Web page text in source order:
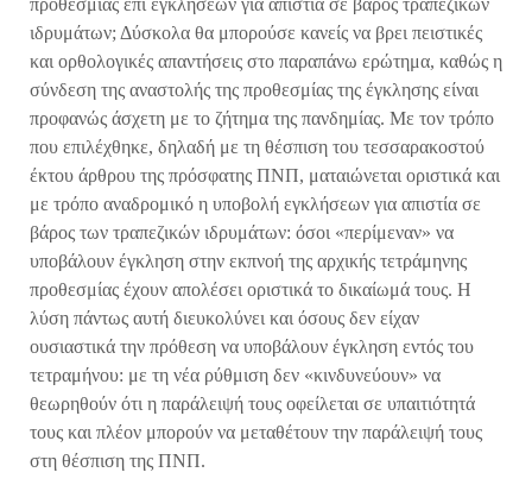
ιδρυμάτων; Δύσκολα θα μπορούσε κανείς να βρει πειστικές
και ορθολογικές απαντήσεις στο παραπάνω ερώτημα, καθώς η
σύνδεση της αναστολής της προθεσμίας της έγκλησης είναι
προφανώς άσχετη με το ζήτημα της πανδημίας. Με τον τρόπο
που επιλέχθηκε, δηλαδή με τη θέσπιση του τεσσαρακοστού
έκτου άρθρου της πρόσφατης ΠΝΠ, ματαιώνεται οριστικά και
με τρόπο αναδρομικό η υποβολή εγκλήσεων για απιστία σε
βάρος των τραπεζικών ιδρυμάτων: όσοι «περίμεναν» να
υποβάλουν έγκληση στην εκπνοή της αρχικής τετράμηνης
προθεσμίας έχουν απολέσει οριστικά το δικαίωμά τους. Η
λύση πάντως αυτή διευκολύνει και όσους δεν είχαν
ουσιαστικά την πρόθεση να υποβάλουν έγκληση εντός του
τετραμήνου: με τη νέα ρύθμιση δεν «κινδυνεύουν» να
θεωρηθούν ότι η παράλειψή τους οφείλεται σε υπαιτιότητά
τους και πλέον μπορούν να μεταθέτουν την παράλειψή τους
στη θέσπιση της ΠΝΠ.